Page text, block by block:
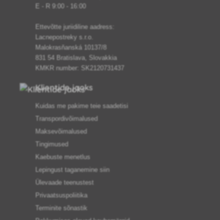
E - R 9:00 - 16:00
Ettevõtte juriidiline aadress:
Lacnepostreky s.r.o.
Malokrasňanská 10137/8
831 54 Bratislava, Slovakkia
KMKR number: SK2120731437
Klientide jaoks
Kuidas me pakime teie saadetisi
Transpordivõimalused
Maksevõimalused
Tingimused
Kaebuste menetlus
Lepingust taganemine siin
Ülevaade teenustest
Privaatsuspoliitika
Terminite sõnastik